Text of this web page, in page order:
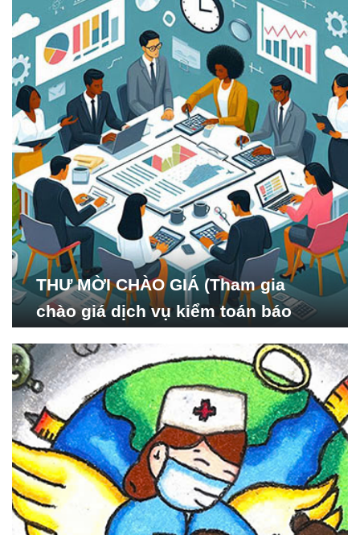
viết
THƯ MỜI CHÀO GIÁ (Tham gia
chào giá dịch vụ kiểm toán báo
Nghiên cứu Phát triển Xã
hội_ISDS)